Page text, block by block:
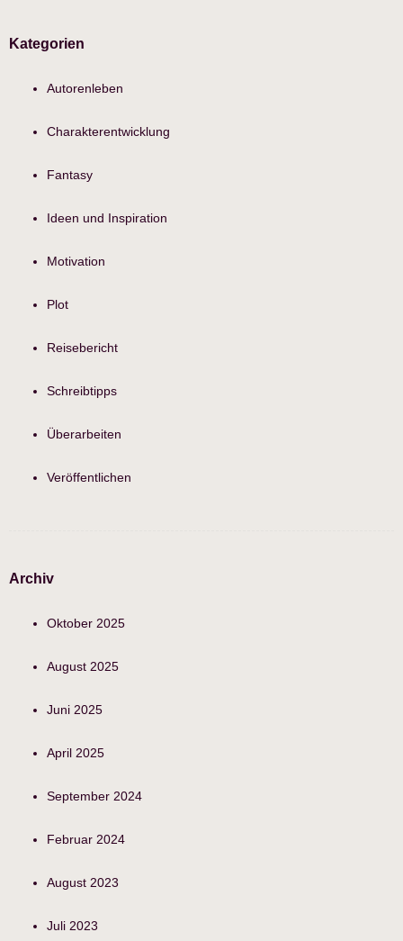
Kategorien
Autorenleben
Charakterentwicklung
Fantasy
Ideen und Inspiration
Motivation
Plot
Reisebericht
Schreibtipps
Überarbeiten
Veröffentlichen
Archiv
Oktober 2025
August 2025
Juni 2025
April 2025
September 2024
Februar 2024
August 2023
Juli 2023